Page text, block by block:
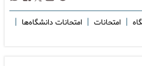
| امتحانات | امتحانات دانشگاه‌ها |